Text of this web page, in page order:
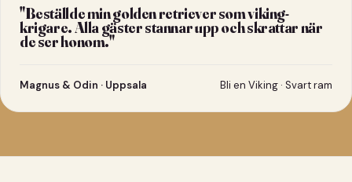
"Beställde min golden retriever som viking-
krigare. Alla gäster stannar upp och skrattar när
de ser honom."
Magnus & Odin · Uppsala Bli en Viking · Svart ram